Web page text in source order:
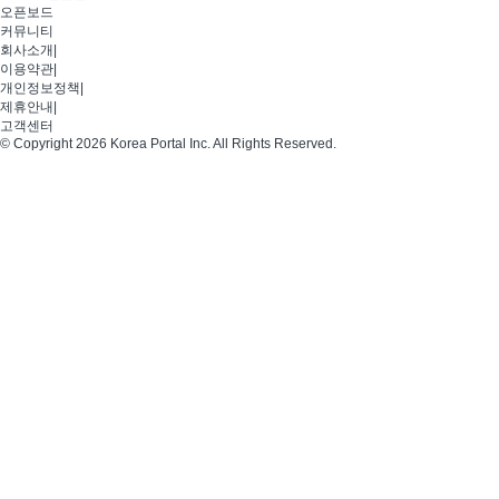
오픈보드
커뮤니티
회사소개
이용약관
개인정보정책
제휴안내
고객센터
© Copyright 2026 Korea Portal Inc. All Rights Reserved.